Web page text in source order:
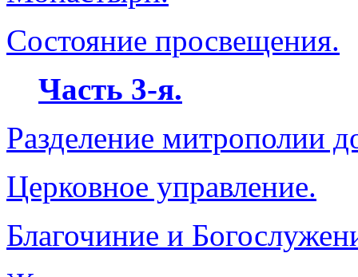
Состояние просвещения.
Часть 3-я.
Разделение митрополии
Церковное управление.
Благочиние и